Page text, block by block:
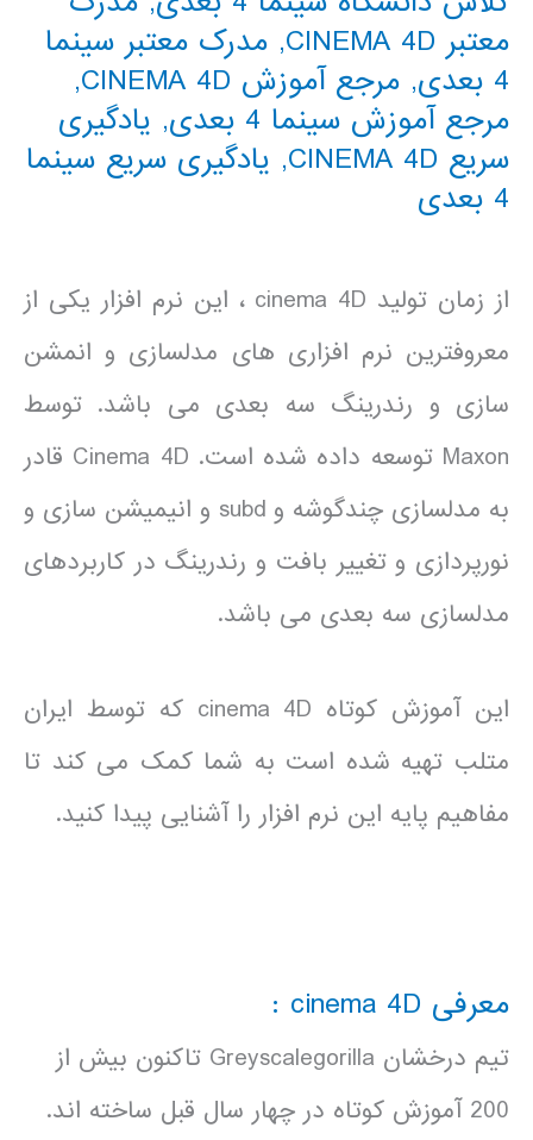
معتبر CINEMA 4D
, مدرک معتبر سینما
4 بعدی
, مرجع آموزش CINEMA 4D
,
مرجع آموزش سینما 4 بعدی
, یادگیری
سریع CINEMA 4D
, یادگیری سریع سینما
4 بعدی
از زمان تولید cinema 4D ، این نرم افزار یکی از
معروفترین نرم افزاری های مدلسازی و انمشن
سازی و رندرینگ سه بعدی می باشد. توسط
Maxon توسعه داده شده است. Cinema 4D قادر
به مدلسازی چندگوشه و subd و انیمیشن سازی و
نورپردازی و تغییر بافت و رندرینگ در کاربردهای
مدلسازی سه بعدی می باشد.
این آموزش کوتاه cinema 4D که توسط ایران
متلب تهیه شده است به شما کمک می کند تا
مفاهیم پایه این نرم افزار را آشنایی پیدا کنید.
معرفی cinema 4D :
تیم درخشان Greyscalegorilla تاکنون بیش از
200 آموزش کوتاه در چهار سال قبل ساخته اند.